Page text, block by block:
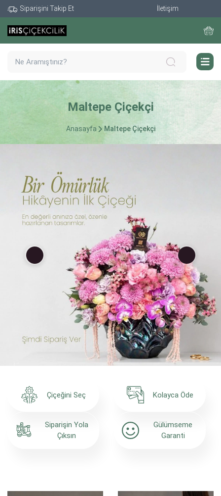
Siparişini Takip Et İletişim
Maltepe Çiçekçi
Anasayfa Maltepe Çiçekçi
Çiçeğini Seç Kolayca Öde
Siparişin Yola
Çıksın
Gülümseme
Garanti